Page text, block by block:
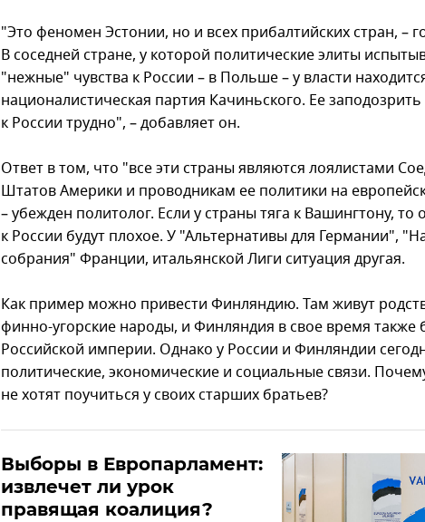
"Это феномен Эстонии, но и всех прибалтийских стран, –
В соседней стране, у которой политические элиты
"нежные" чувства к России – в Польше – у власти
националистическая партия Качиньского. Ее
к России трудно", – добавляет он.
Ответ в том, что "все эти страны являются лоялистами
Штатов Америки и проводникам ее политики на
– убежден политолог. Если у страны тяга к Вашингтону,
к России будут плохое. У "Альтернативы для Германии",
собрания" Франции, итальянской Лиги ситуация другая.
Как пример можно привести Финляндию. Там живут
финно-угорские народы, и Финляндия в свое время также
Российской империи. Однако у России и Финляндии
политические, экономические и социальные связи.
не хотят поучиться у своих старших братьев?
Выборы в Европарламент:
извлечет ли урок
правящая коалиция?